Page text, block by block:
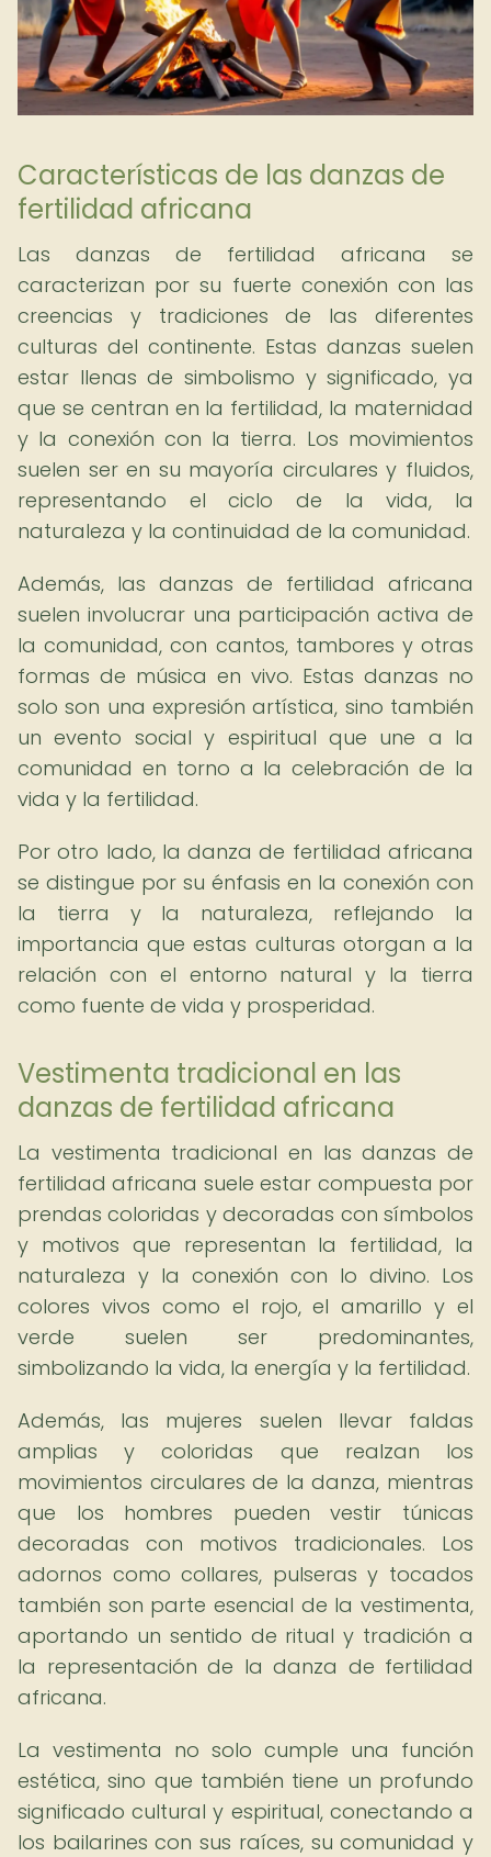
Características de las danzas de
fertilidad africana
Las danzas de fertilidad africana se
caracterizan por su fuerte conexión con las
creencias y tradiciones de las diferentes
culturas del continente. Estas danzas suelen
estar llenas de simbolismo y significado, ya
que se centran en la fertilidad, la maternidad
y la conexión con la tierra. Los movimientos
suelen ser en su mayoría circulares y fluidos,
representando el ciclo de la vida, la
naturaleza y la continuidad de la comunidad.
Además, las danzas de fertilidad africana
suelen involucrar una participación activa de
la comunidad, con cantos, tambores y otras
formas de música en vivo. Estas danzas no
solo son una expresión artística, sino también
un evento social y espiritual que une a la
comunidad en torno a la celebración de la
vida y la fertilidad.
Por otro lado, la danza de fertilidad africana
se distingue por su énfasis en la conexión con
la tierra y la naturaleza, reflejando la
importancia que estas culturas otorgan a la
relación con el entorno natural y la tierra
como fuente de vida y prosperidad.
Vestimenta tradicional en las
danzas de fertilidad africana
La vestimenta tradicional en las danzas de
fertilidad africana suele estar compuesta por
prendas coloridas y decoradas con símbolos
y motivos que representan la fertilidad, la
naturaleza y la conexión con lo divino. Los
colores vivos como el rojo, el amarillo y el
verde suelen ser predominantes,
simbolizando la vida, la energía y la fertilidad.
Además, las mujeres suelen llevar faldas
amplias y coloridas que realzan los
movimientos circulares de la danza, mientras
que los hombres pueden vestir túnicas
decoradas con motivos tradicionales. Los
adornos como collares, pulseras y tocados
también son parte esencial de la vestimenta,
aportando un sentido de ritual y tradición a
la representación de la danza de fertilidad
africana.
La vestimenta no solo cumple una función
estética, sino que también tiene un profundo
significado cultural y espiritual, conectando a
los bailarines con sus raíces, su comunidad y